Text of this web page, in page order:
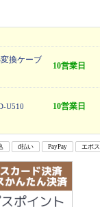
換ケーブ
10営業日
U510 10営業日
d払い PayPay エポ